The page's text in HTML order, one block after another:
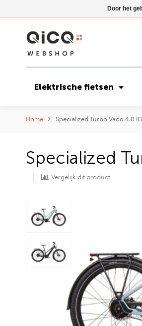
Elektrische fietsen
Home Specialized Turbo Vado 4.0
Specialized
Vergelijk dit product
Door het